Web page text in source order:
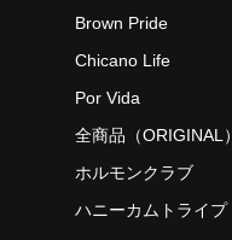
Brown Pride
Chicano Life
Por Vida
全商品（ORIGINAL）
ホルモンクラブ
ハニーカムトライプ